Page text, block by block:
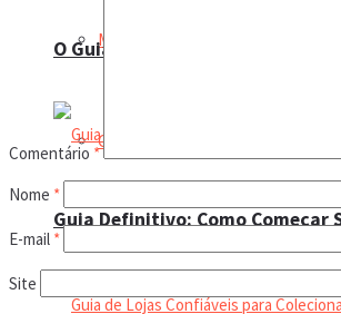
Magbonecs World
Colecionismo
O Guia de Sobrevivência contra
Guia Definitivo: Como Começar
Comentário *
Nome *
E-mail *
Site